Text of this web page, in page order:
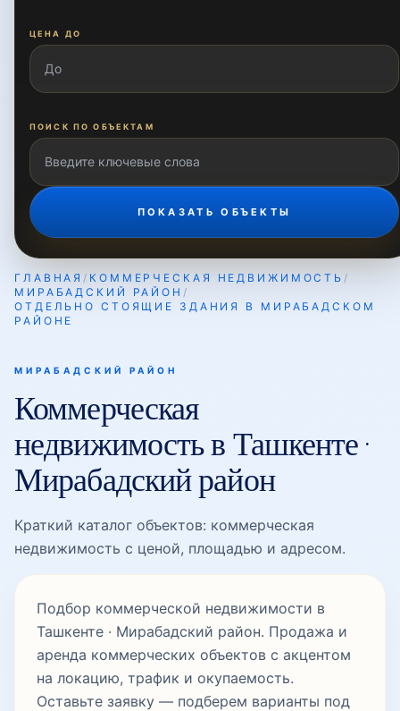
Кичик Мирабад
Куйлюкское шоссе
Мирабад
Мирабадская
Нукус
Нукусская
Паркентская
ЦЕНА ДО
ПОИСК ПО ОБЪЕКТАМ
ПОКАЗАТЬ ОБЪЕКТЫ
ГЛАВНАЯ / КОММЕРЧЕСКАЯ НЕДВИЖИМОСТЬ /
МИРАБАДСКИЙ РАЙОН /
ОТДЕЛЬНО СТОЯЩИЕ ЗДАНИЯ В МИРАБАДСКОМ
РАЙОНЕ
МИРАБАДСКИЙ РАЙОН
Коммерческая
недвижимость в Ташкенте ·
Мирабадский район
Краткий каталог объектов: коммерческая
недвижимость с ценой, площадью и адресом.
Подбор коммерческой недвижимости в
Ташкенте · Мирабадский район. Продажа и
аренда коммерческих объектов с акцентом
на локацию, трафик и окупаемость.
Оставьте заявку — подберем варианты под